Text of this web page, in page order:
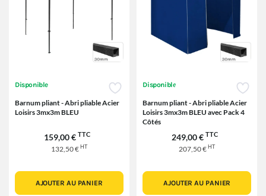
Disponible
Barnum pliant - Abri pliable Acier
Loisirs 3mx3m BLEU
159,00 € TTC
132,50 €HT
AJOUTER AU PANIER
Disponible
Barnum pliant - Abri pliable Acier
Loisirs 3mx3m BLEU avec Pack 4
Côtés
249,00 € TTC
207,50 €HT
AJOUTER AU PANIER